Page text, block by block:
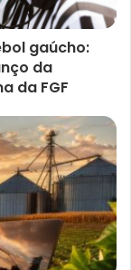
gaúcho:
da
da FGF